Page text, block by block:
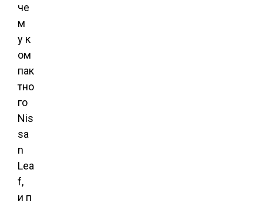
че
м
у к
ом
пак
тно
го
Nis
sa
n
Lea
f,
и п